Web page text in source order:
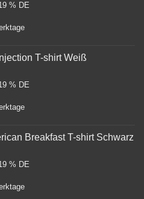
% DE
T-shirt Weiß
% DE
Breakfast T-shirt Schwarz
% DE